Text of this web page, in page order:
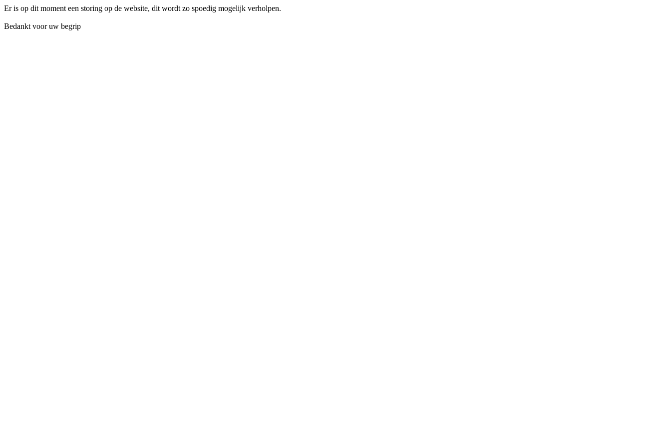
Er is op dit moment een storing op de website, dit wordt zo spoedig mogelijk verholpen.
Bedankt voor uw begrip